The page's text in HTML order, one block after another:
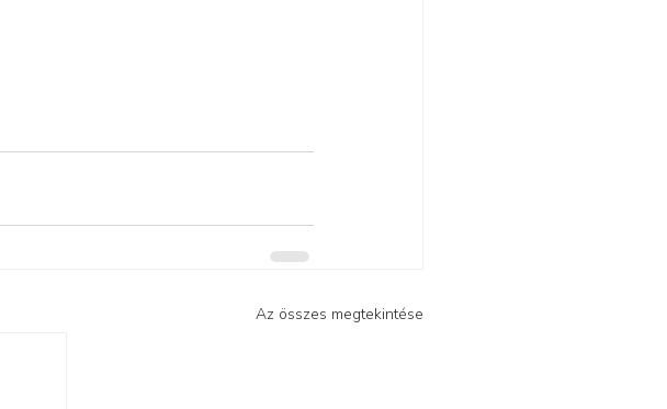
Az összes megtekintése